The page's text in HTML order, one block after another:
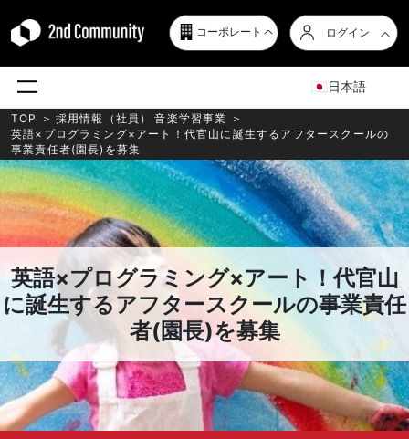
コーポレート ログイン
日本語
TOP ＞ 採用情報（社員） 音楽学習事業 ＞
英語×プログラミング×アート！代官山に誕生するアフタースクールの
事業責任者(園長)を募集
英語×プログラミング×アート！代官山
に誕生するアフタースクールの事業責任
者(園長)を募集